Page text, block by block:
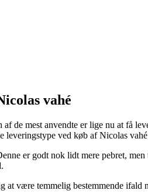
vahé
de mest anvendte er lige nu at få
ved køb af Nicolas
er godt nok lidt mere pebret,
være temmelig bestemmende